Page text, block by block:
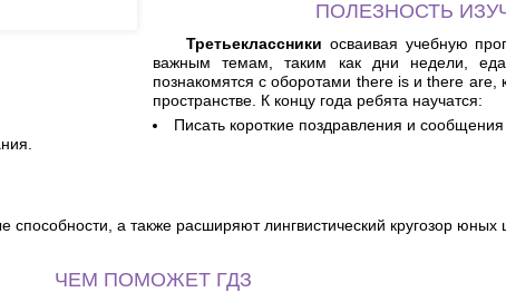
ПОЛЕЗНОСТЬ
Третьеклассники осваивая учебную
важным темам, таким как дни недели,
познакомятся с оборотами there is и there
пространстве. К концу года ребята научатся:
Писать короткие поздравления и сообщения
способности, а также расширяют лингвистический кругозор юных
ЧЕМ ПОМОЖЕТ ГДЗ